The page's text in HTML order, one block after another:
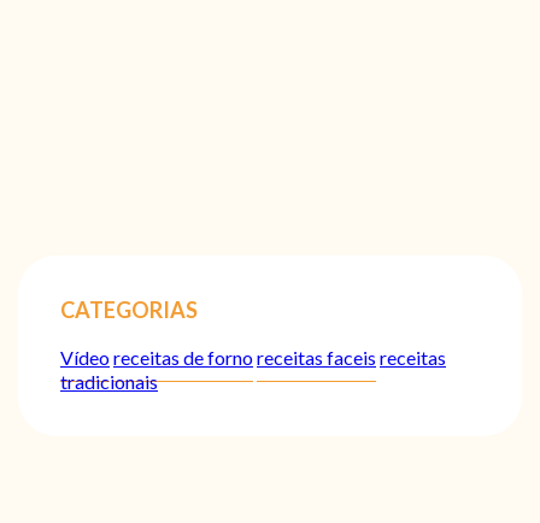
CATEGORIAS
Vídeoreceitas de fornoreceitas faceis receitas
tradicionais